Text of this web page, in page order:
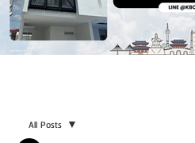
All Posts